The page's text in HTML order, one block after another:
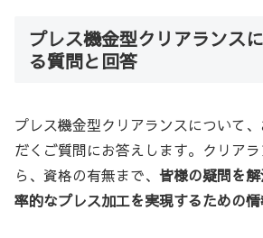
プレス機金型クリアランス
る質問と回答
プレス機金型クリアランスについて
だくご質問にお答えします。クリア
ら、資格の有無まで、 皆様の疑問を
率的なプレス加工を実現するための情